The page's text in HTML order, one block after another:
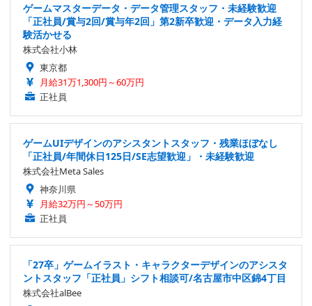
ゲームマスターデータ・データ管理スタッフ・未経験歓迎
「正社員/賞与2回/賞与年2回」第2新卒歓迎・データ入力経
験活かせる
株式会社小林
東京都
月給31万1,300円～60万円
正社員
ゲームUIデザインのアシスタントスタッフ・残業ほぼなし
「正社員/年間休日125日/SE志望歓迎」・未経験歓迎
株式会社Meta Sales
神奈川県
月給32万円～50万円
正社員
「27卒」ゲームイラスト・キャラクターデザインのアシスタ
ントスタッフ「正社員」シフト相談可/名古屋市中区錦4丁目
株式会社alBee